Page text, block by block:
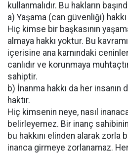
kullanmalıdır. Bu hakların
a) Yaşama (can güvenliği)
Hiç kimse bir başkasının
almaya hakkı yoktur. Bu
içerisine ana karnındaki
canlıdır ve korunmaya
sahiptir.
b) İnanma hakkı da her
haktır.
Hiç kimsenin neye, nasıl
belirleyemez. Bir inanç sahibinin
bu hakkını elinden alarak zorla
inanca girmeye zorlanamaz.